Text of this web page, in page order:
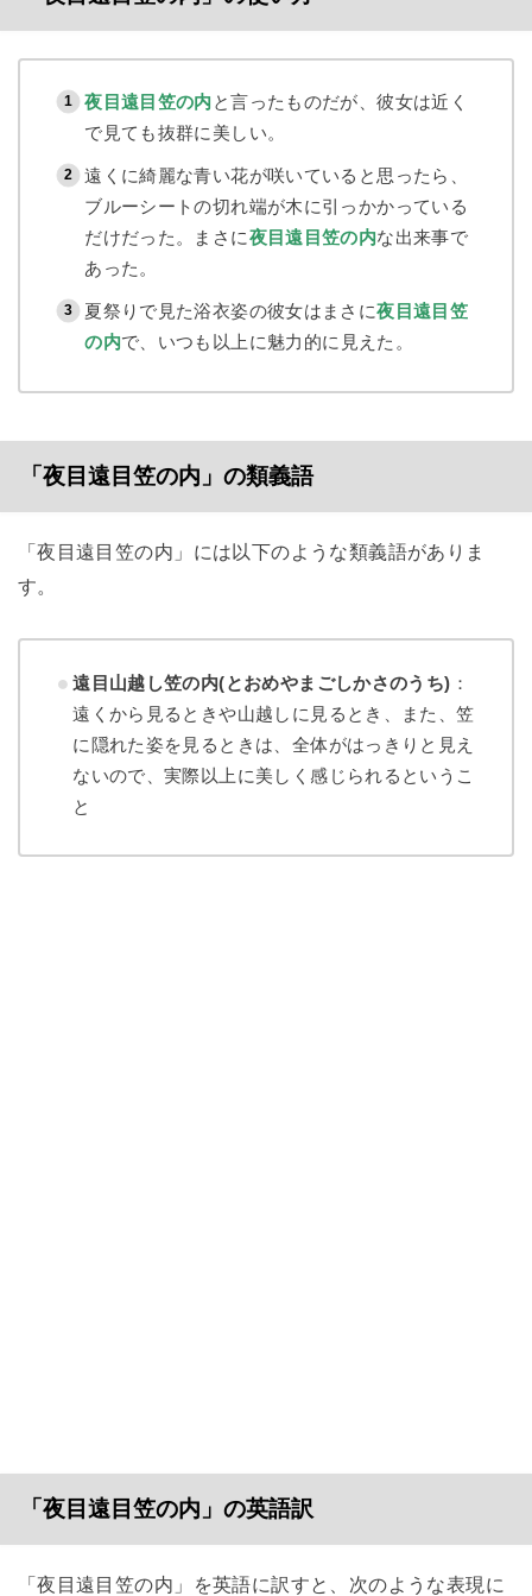
夜目遠目笠の内 と言ったものだが、彼女は近く
で見ても抜群に美しい。
遠くに綺麗な青い花が咲いていると思ったら、
ブルーシートの切れ端が木に引っかかっている
だけだった。まさに夜目遠目笠の内な出来事で
あった。
夏祭りで見た浴衣姿の彼女はまさに夜目遠目笠
の内で、いつも以上に魅力的に見えた。
「夜目遠目笠の内」の類義語
「夜目遠目笠の内」には以下のような類義語がありま
す。
遠目山越し笠の内(とおめやまごしかさのうち) ：
遠くから見るときや山越しに見るとき、また、笠
に隠れた姿を見るときは、全体がはっきりと見え
ないので、実際以上に美しく感じられるというこ
と
「夜目遠目笠の内」の英語訳
「夜目遠目笠の内」を英語に訳すと、次のような表現に